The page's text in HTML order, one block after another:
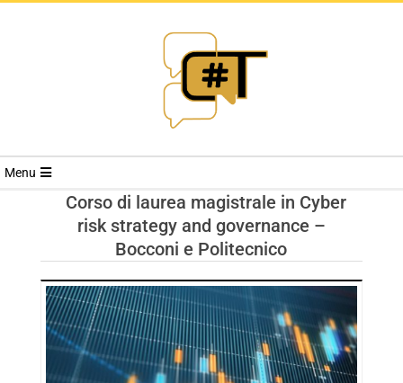
RIVISTA
TRENDS
Menu
Corso di laurea magistrale in Cyber
risk strategy and governance –
Bocconi e Politecnico